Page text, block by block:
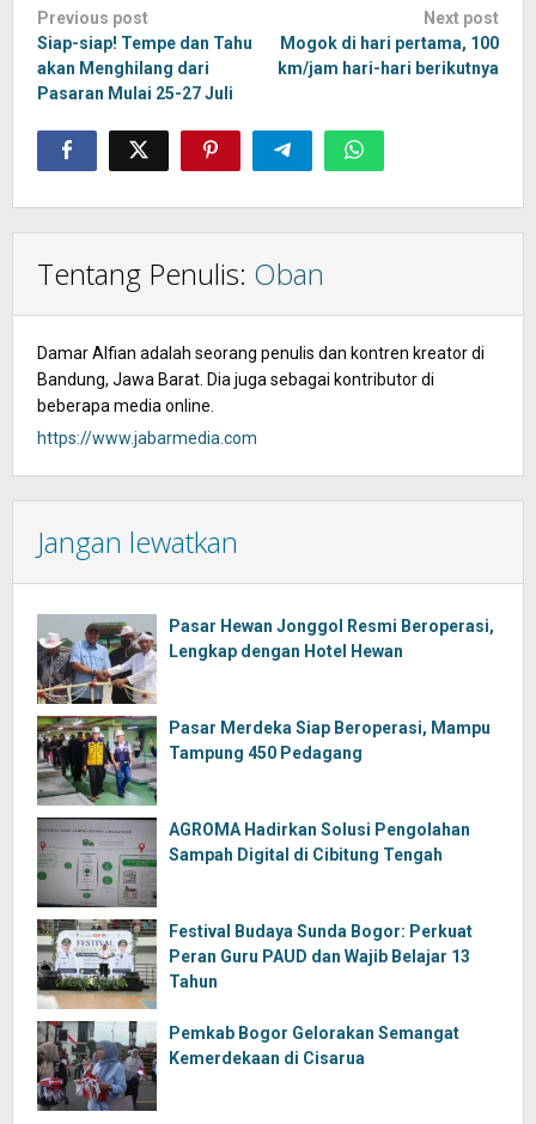
Post
navigation
Previous post
Siap-siap! Tempe dan Tahu
akan Menghilang dari
Pasaran Mulai 25-27 Juli
Next post
Mogok di hari pertama, 100
km/jam hari-hari berikutnya
Tentang Penulis: Oban
Damar Alfian adalah seorang penulis dan kontren kreator di
Bandung, Jawa Barat. Dia juga sebagai kontributor di
beberapa media online.
https://www.jabarmedia.com
Jangan lewatkan
Pasar Hewan Jonggol Resmi Beroperasi,
Lengkap dengan Hotel Hewan
Pasar Merdeka Siap Beroperasi, Mampu
Tampung 450 Pedagang
AGROMA Hadirkan Solusi Pengolahan
Sampah Digital di Cibitung Tengah
Festival Budaya Sunda Bogor: Perkuat
Peran Guru PAUD dan Wajib Belajar 13
Tahun
Pemkab Bogor Gelorakan Semangat
Kemerdekaan di Cisarua